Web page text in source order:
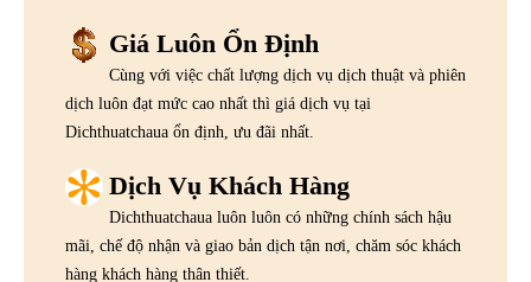
Giá Luôn Ổn Định
Cùng với việc chất lượng dịch vụ dịch thuật và phiên
dịch luôn đạt mức cao nhất thì giá dịch vụ tại
Dichthuatchaua ổn định, ưu đãi nhất.
Dịch Vụ Khách Hàng
Dichthuatchaua luôn luôn có những chính sách hậu
mãi, chế độ nhận và giao bản dịch tận nơi, chăm sóc khách
hàng khách hàng thân thiết.